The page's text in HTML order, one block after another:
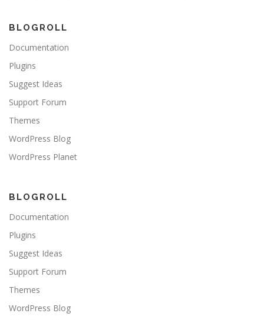
BLOGROLL
Documentation
Plugins
Suggest Ideas
Support Forum
Themes
WordPress Blog
WordPress Planet
BLOGROLL
Documentation
Plugins
Suggest Ideas
Support Forum
Themes
WordPress Blog